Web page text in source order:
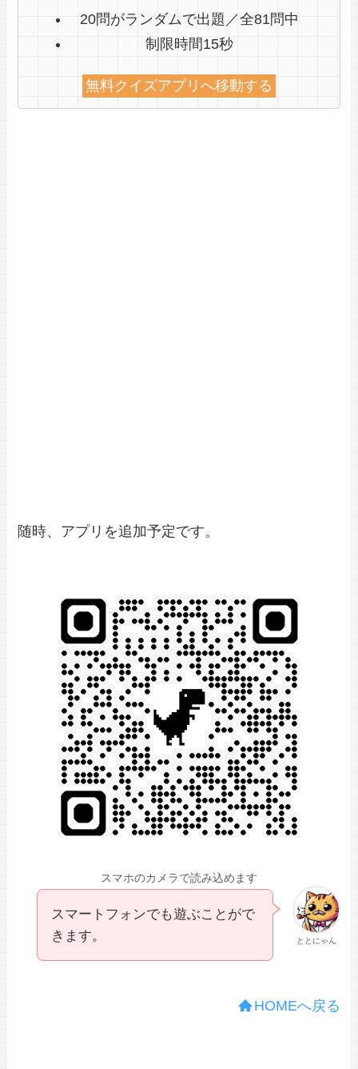
20問がランダムで出題／全81問中
制限時間15秒
無料クイズアプリへ移動する
随時、アプリを追加予定です。
スマホのカメラで読み込めます
ととにゃん
スマートフォンでも遊ぶことがで
きます。
HOMEへ戻る